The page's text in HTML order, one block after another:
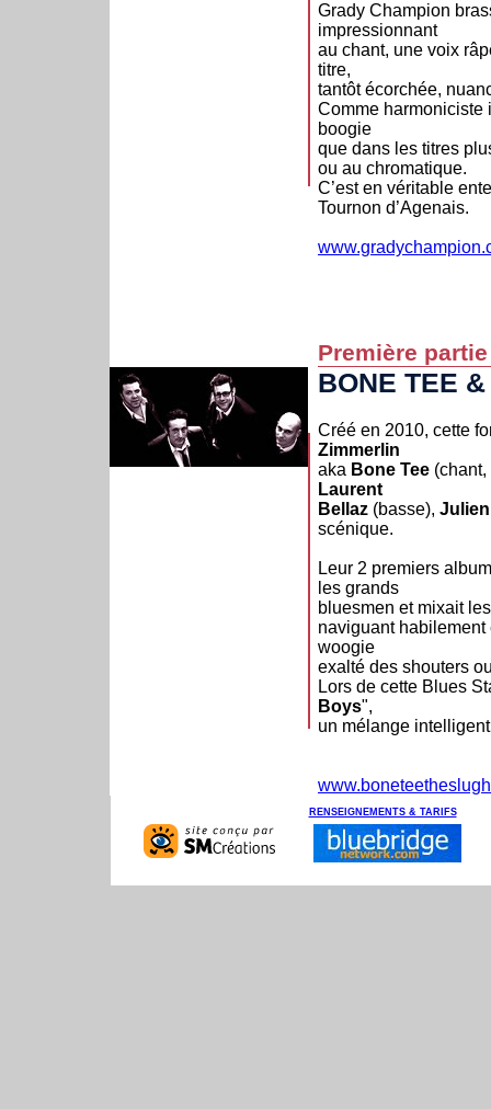
Grady Champion
impressionnant
au chant, une voix
titre,
tantôt écorchée,
Comme harmoniciste
boogie
que dans les titres
ou au chromatique.
C’est en véritable
Tournon d’Agenais.
Première partie
BONE TEE
Créé en 2010, cette
Zimmerlin
aka Bone Tee
Laurent
Bellaz (basse),
scénique.
Leur 2 premiers
les grands
bluesmen et mixait
naviguant
woogie
exalté des shouters
Lors de cette Blues
Boys",
un mélange
RENSEIGNEMENTS & TARIFS